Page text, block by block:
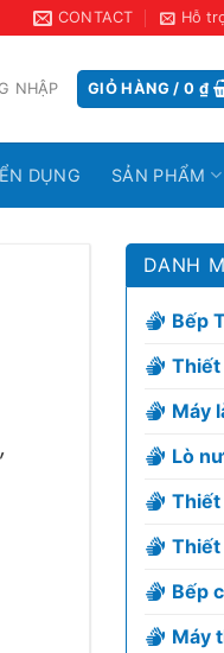
CONTACT Hỗ
NHẬP GIỎ HÀNG /0 ₫
DỤNG SẢN PHẨM
DANH
Bếp
Thiết
Máy
Lò
Thiết
Thiết
Bếp
Máy